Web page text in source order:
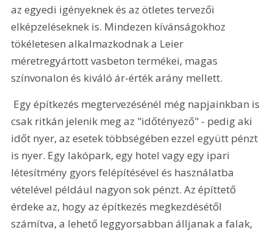
az egyedi igényeknek és az ötletes tervezői
elképzeléseknek is. Mindezen kívánságokhoz
tökéletesen alkalmazkodnak a Leier
méretregyártott vasbeton termékei, magas
színvonalon és kiváló ár-érték arány mellett.
csak ritkán jelenik meg az "időtényező" - pedig aki
időt nyer, az esetek többségében ezzel együtt pénzt
is nyer. Egy lakópark, egy hotel vagy egy ipari
létesítmény gyors felépítésével és használatba
vételével például nagyon sok pénzt. Az építtető
érdeke az, hogy az építkezés megkezdésétől
számítva, a lehető leggyorsabban álljanak a falak,